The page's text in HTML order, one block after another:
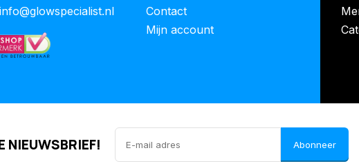
info@glowspecialist.nl
Contact
Mijn account
NIEUWSBRIEF! Abonneer